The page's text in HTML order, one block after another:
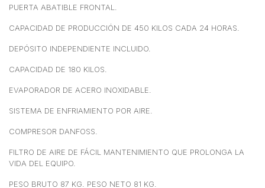
PUERTA ABATIBLE FRONTAL.
CAPACIDAD DE PRODUCCIÓN DE 450 KILOS CADA 24 HORAS.
DEPÓSITO INDEPENDIENTE INCLUIDO.
CAPACIDAD DE 180 KILOS.
EVAPORADOR DE ACERO INOXIDABLE.
SISTEMA DE ENFRIAMIENTO POR AIRE.
COMPRESOR DANFOSS.
FILTRO DE AIRE DE FÁCIL MANTENIMIENTO QUE PROLONGA LA
VIDA DEL EQUIPO.
PESO BRUTO 87 KG. PESO NETO 81 KG.